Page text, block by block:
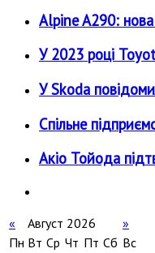
Alpine A290:
У 2023 році
У Skoda
Спільне
Акіо Тойода
« Август 2026
»
Пн Вт Ср Чт Пт Сб Вс